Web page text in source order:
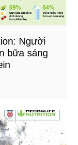
Người
bữa sáng